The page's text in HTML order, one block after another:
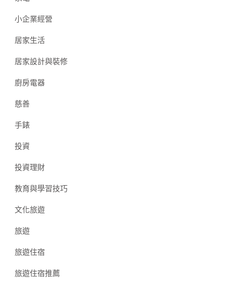
小企業經營
居家生活
居家設計與裝修
廚房電器
慈善
手錶
投資
投資理財
教育與學習技巧
文化旅遊
旅遊
旅遊住宿
旅遊住宿推薦